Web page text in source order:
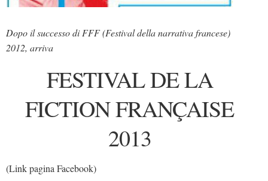
Rassegna Stampa
Archivio
Autori
Case editrici
Dopo il successo di FFF (Festival della narrativa francese)
2012, arriva
FESTIVAL DE LA
FICTION FRANÇAISE
2013
(Link pagina Facebook)